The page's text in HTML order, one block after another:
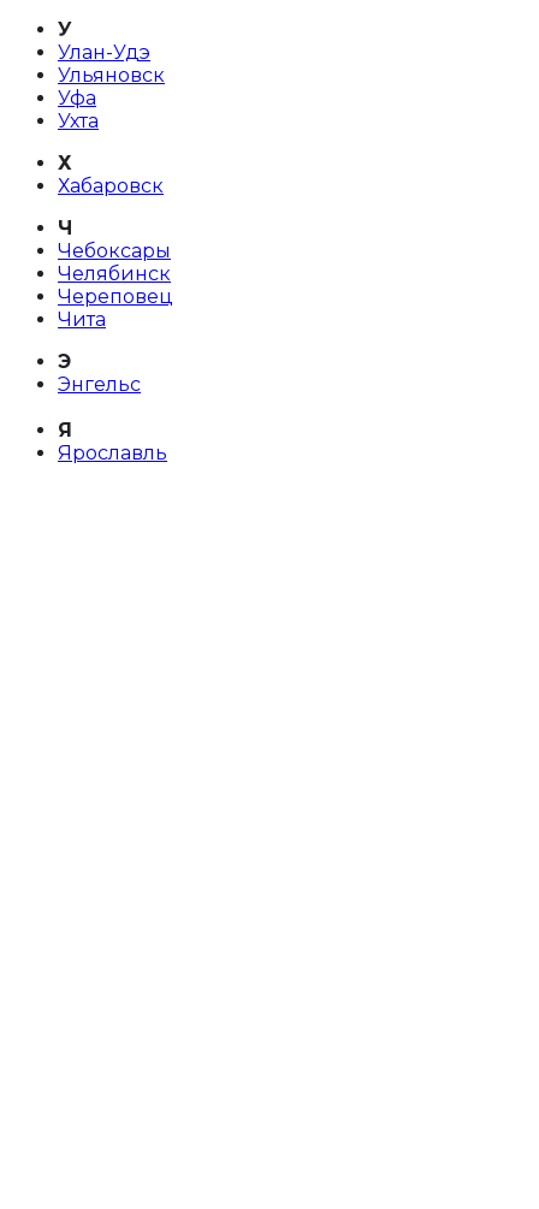
У
Улан-Удэ
Ульяновск
Уфа
Ухта
Х
Хабаровск
Ч
Чебоксары
Челябинск
Череповец
Чита
Э
Энгельс
Я
Ярославль